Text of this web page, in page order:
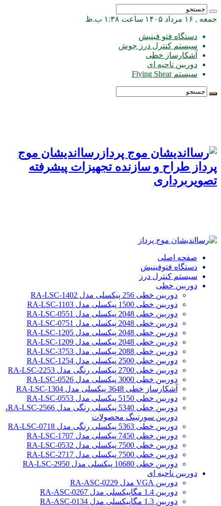
جمعه , ۱۶ مرداد ۱۴۰۵ ساعت ۱:۳۸ ب.ظ
دستگاه فتو فینیش
سیستم کنترل درز جوش
آشکارساز خطی
دوربین ناحیه ای
سیستم Flying Shear
رسااندیشان موج
پرداز طراح و سازنده تجهیزات پیشرفته
تصویربرداری
صفحه اصلی
دستگاه فتوفینیش
سیستم کنترل درز
دوربین خطی
دوربین خطی 256 پیکسلی مدل RA-LSC-1402
دوربین خطی 1500 پیکسلی مدل RA-LSC-1103
دوربین خطی 2048 پیکسلی مدل RA-LSC-0551
دوربین خطی 2048 پیکسلی مدل RA-LSC-0751
دوربین خطی 2048 پیکسلی مدل RA-LSC-1205
دوربین خطی 2048 پیکسلی مدل RA-LSC-1209
دوربین خطی 2088 پیکسلی مدل RA-LSC-3753
دوربین خطی 2500 پیکسلی مدل RA-LSC-1254
دوربین خطی 2700 پیکسلی رنگی مدل RA-LSC-2253
دوربین خطی 3000 پیکسلی مدل RA-LSC-0526
آشکارساز خطی 3648 پیکسلی مدل RA-LSC-1304
دوربین خطی 5150 پیکسلی مدل RA-LSC-0553
دوربین خطی 5340 پیکسلی رنگی مدل RA-LSC-2566،
دوربین سورتینگ محصولات
دوربین خطی 5363 پیکسلی رنگی مدل RA-LSC-0718
دوربین خطی 7450 پیکسلی مدل RA-LSC-1707
دوربین خطی 7500 پیکسلی مدل RA-LSC-0532
دوربین خطی 7500 پیکسلی مدل RA-LSC-2717
دوربین خطی 10680 پیکسلی مدل RA-LSC-2950
دوربین ناحیه ای
دوربین VGA مدل RA-ASC-0229
دوربین 1.4 مگاپیکسلی مدل RA-ASC-0267
دوربین 1.3 مگاپیکسلی مدل RA-ASC-0134